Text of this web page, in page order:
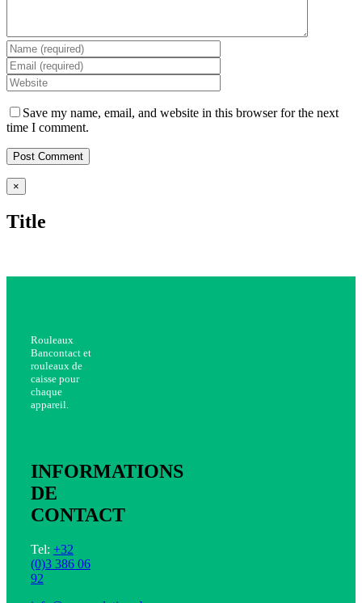
Save my name, email, and website in this browser for the next
time I comment.
Close
product
view
×
Title
Rouleaux
Bancontact et
rouleaux de
caisse pour
chaque
appareil.
INFORMATIONS
DE
CONTACT
Tel: +32
(0)3 386 06
92